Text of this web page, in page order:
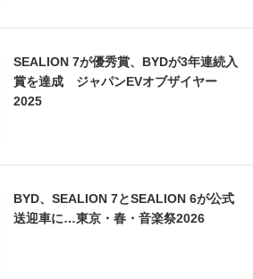
SEALION 7が優秀賞、BYDが3年連続入
賞を達成 ジャパンEVオブザイヤー
2025
BYD、SEALION 7とSEALION 6が公式
送迎車に…東京・春・音楽祭2026